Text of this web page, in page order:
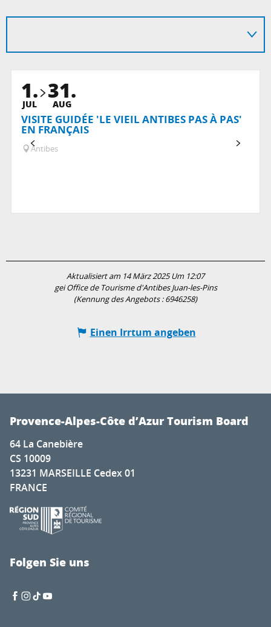
1.
JUL 31.
AUG
VISITE GUIDÉE 'LE VIEIL ANTIBES PAS À PAS'
EN FRANÇAIS
Antibes
Aktualisiert am 14 März 2025 Um 12:07
gei Office de Tourisme d'Antibes Juan-les-Pins
(Kennung des Angebots :6946258)
Einen Irrtum angeben
Provence-Alpes-Côte d’Azur Tourism Board
64 La Canebière
CS 10009
13231 MARSEILLE Cedex 01
FRANCE
Folgen Sie uns